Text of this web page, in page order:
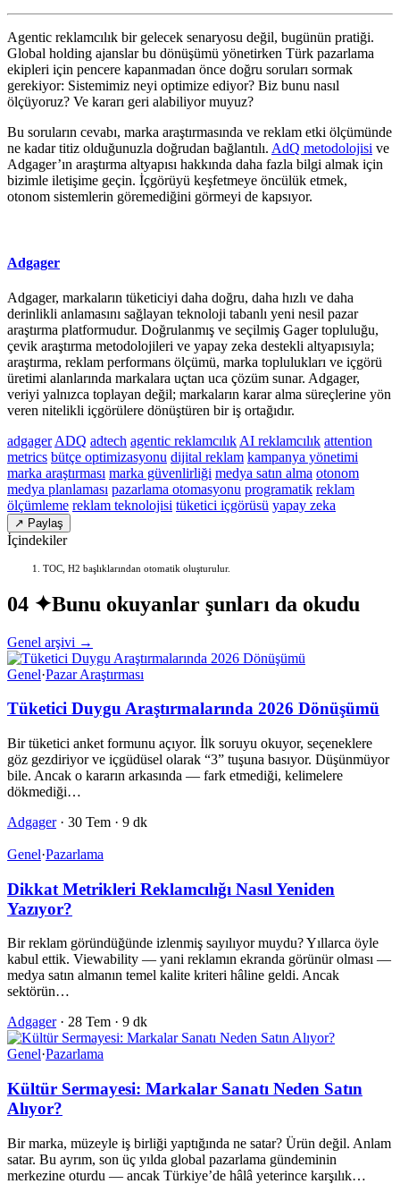
Agentic reklamcılık bir gelecek senaryosu değil, bugünün pratiği.
Global holding ajanslar bu dönüşümü yönetirken Türk pazarlama
ekipleri için pencere kapanmadan önce doğru soruları sormak
gerekiyor: Sistemimiz neyi optimize ediyor? Biz bunu nasıl
ölçüyoruz? Ve kararı geri alabiliyor muyuz?
Bu soruların cevabı, marka araştırmasında ve reklam etki ölçümünde
ne kadar titiz olduğunuzla doğrudan bağlantılı. AdQ metodolojisi ve
Adgager’ın araştırma altyapısı hakkında daha fazla bilgi almak için
bizimle iletişime geçin. İçgörüyü keşfetmeye öncülük etmek,
otonom sistemlerin göremediğini görmeyi de kapsıyor.
Adgager
Adgager, markaların tüketiciyi daha doğru, daha hızlı ve daha
derinlikli anlamasını sağlayan teknoloji tabanlı yeni nesil pazar
araştırma platformudur. Doğrulanmış ve seçilmiş Gager topluluğu,
çevik araştırma metodolojileri ve yapay zeka destekli altyapısıyla;
araştırma, reklam performans ölçümü, marka toplulukları ve içgörü
üretimi alanlarında markalara uçtan uca çözüm sunar. Adgager,
veriyi yalnızca toplayan değil; markaların karar alma süreçlerine yön
veren nitelikli içgörülere dönüştüren bir iş ortağıdır.
adgager ADQ adtech agentic reklamcılık AI reklamcılık attention
metrics bütçe optimizasyonu dijital reklam kampanya yönetimi
marka araştırması marka güvenlirliği medya satın alma otonom
medya planlaması pazarlama otomasyonu programatik reklam
ölçümleme reklam teknolojisi tüketici içgörüsü yapay zeka
↗ Paylaş
İçindekiler
TOC, H2 başlıklarından otomatik oluşturulur.
04 ✦Bunu okuyanlar şunları da okudu
Genel arşivi →
Genel·Pazar Araştırması
Tüketici Duygu Araştırmalarında 2026 Dönüşümü
Bir tüketici anket formunu açıyor. İlk soruyu okuyor, seçeneklere
göz gezdiriyor ve içgüdüsel olarak “3” tuşuna basıyor. Düşünmüyor
bile. Ancak o kararın arkasında — fark etmediği, kelimelere
dökmediği…
Adgager · 30 Tem · 9 dk
Genel·Pazarlama
Dikkat Metrikleri Reklamcılığı Nasıl Yeniden
Yazıyor?
Bir reklam göründüğünde izlenmiş sayılıyor muydu? Yıllarca öyle
kabul ettik. Viewability — yani reklamın ekranda görünür olması —
medya satın almanın temel kalite kriteri hâline geldi. Ancak
sektörün…
Adgager · 28 Tem · 9 dk
Genel·Pazarlama
Kültür Sermayesi: Markalar Sanatı Neden Satın
Alıyor?
Bir marka, müzeyle iş birliği yaptığında ne satar? Ürün değil. Anlam
satar. Bu ayrım, son üç yılda global pazarlama gündeminin
merkezine oturdu — ancak Türkiye’de hâlâ yeterince karşılık…